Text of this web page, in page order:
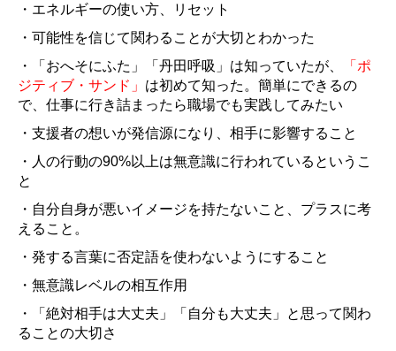
・エネルギーの使い方、リセット
・可能性を信じて関わることが大切とわかった
・「おへそにふた」「丹田呼吸」は知っていたが
「ポ
ジティブ・サンド」 は初めて知った。簡単にできるの
で、仕事に行き詰まったら職場でも実践してみたい
・支援者の想いが発信源になり、相手に影響すること
・人の行動の90%以上は無意識に行われているというこ
と
・自分自身が悪いイメージを持たないこと、プラスに考
えること。
・発する言葉に否定語を使わないようにすること
・無意識レベルの相互作用
・「絶対相手は大丈夫」「自分も大丈夫」と思って関わ
ることの大切さ